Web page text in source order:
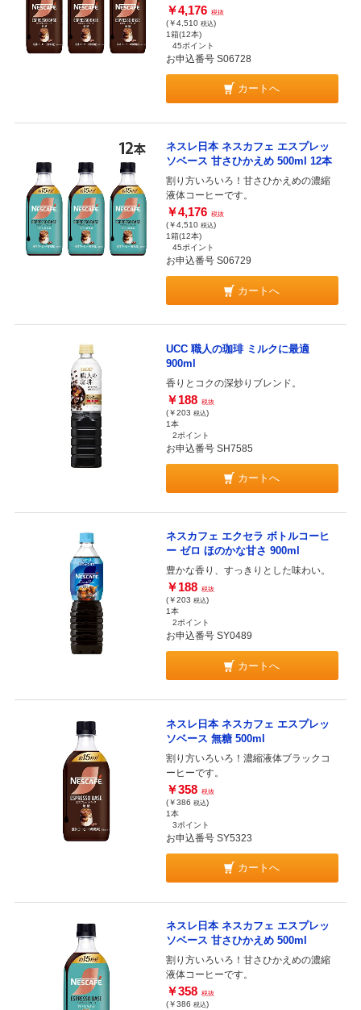
￥4,176 税抜
(￥4,510 税込)
1箱(12本)
45ポイント
お申込番号 S06728
カートへ
ネスレ日本 ネスカフェ エスプレッ
ソベース 甘さひかえめ 500ml 12本
割り方いろいろ！甘さひかえめの濃縮
液体コーヒーです。
￥4,176 税抜
(￥4,510 税込)
1箱(12本)
45ポイント
お申込番号 S06729
カートへ
UCC 職人の珈琲 ミルクに最適
900ml
香りとコクの深炒りブレンド。
￥188 税抜
(￥203 税込)
1本
2ポイント
お申込番号 SH7585
カートへ
ネスカフェ エクセラ ボトルコーヒ
ー ゼロ ほのかな甘さ 900ml
豊かな香り、すっきりとした味わい。
￥188 税抜
(￥203 税込)
1本
2ポイント
お申込番号 SY0489
カートへ
ネスレ日本 ネスカフェ エスプレッ
ソベース 無糖 500ml
割り方いろいろ！濃縮液体ブラックコ
ーヒーです。
￥358 税抜
(￥386 税込)
1本
3ポイント
お申込番号 SY5323
カートへ
ネスレ日本 ネスカフェ エスプレッ
ソベース 甘さひかえめ 500ml
割り方いろいろ！甘さひかえめの濃縮
液体コーヒーです。
￥358 税抜
(￥386 税込)